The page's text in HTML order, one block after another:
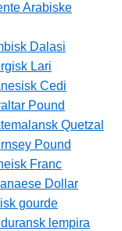
Arabiske
Dalasi
Lari
Cedi
Pound
Quetzal
Pound
Franc
Dollar
gourde
lempira